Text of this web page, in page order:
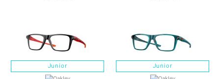
Junior Junior